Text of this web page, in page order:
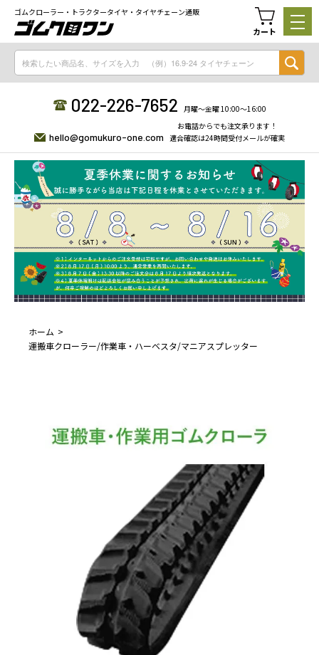
ゴムクローラー・トラクタータイヤ・タイヤチェーン通販
カート
022-226-7652 月曜〜金曜 10:00〜16:00
hello@gomukuro-one.com
お電話からでも注文承ります！
適合確認は24時間受付メールが確実
ホーム
運搬車クローラー/作業車・ハーベスタ/マニアスプレッター